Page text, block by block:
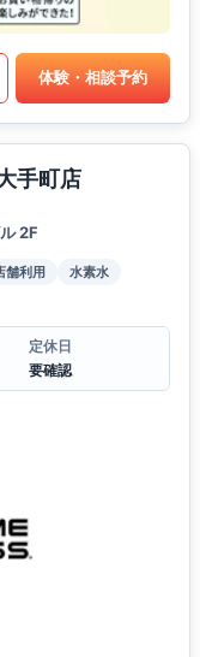
体験・相談予約
手町店
2F
舗利用
水素水
定休日
要確認